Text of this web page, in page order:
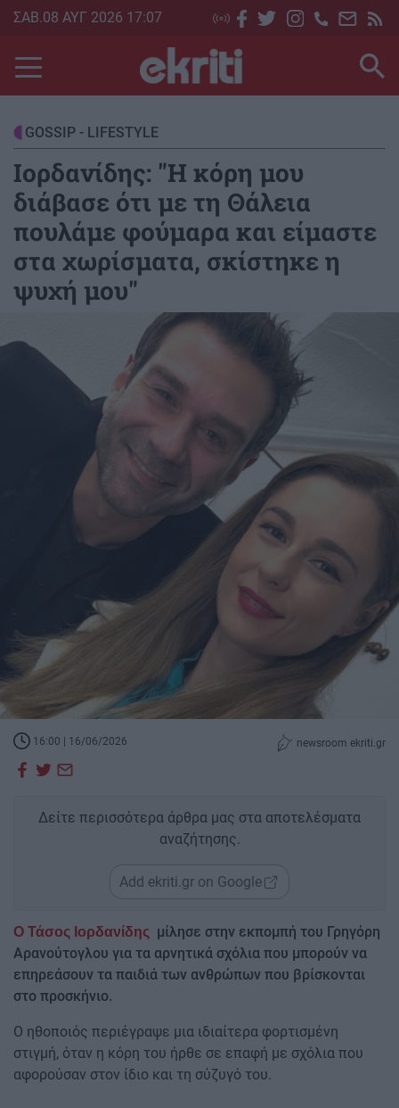
Skip
main
content
ΣΑΒ.08 ΑΥΓ 2026 17:07
GOSSIP - LIFESTYLE
Ιορδανίδης: "H κόρη μου
διάβασε ότι με τη Θάλεια
πουλάμε φούμαρα και είμαστε
στα χωρίσματα, σκίστηκε η
ψυχή μου"
16:00 | 16/06/2026 newsroom ekriti.gr
Δείτε περισσότερα άρθρα μας στα αποτελέσματα
αναζήτησης.
Add ekriti.gr on Google
Ο Τάσος Ιορδανίδης μίλησε στην εκπομπή του Γρηγόρη
Αρανούτογλου για τα αρνητικά σχόλια που μπορούν να
επηρεάσουν τα παιδιά των ανθρώπων που βρίσκονται
στο προσκήνιο.
Ο ηθοποιός περιέγραψε μια ιδιαίτερα φορτισμένη
στιγμή, όταν η κόρη του ήρθε σε επαφή με σχόλια που
αφορούσαν στον ίδιο και τη σύζυγό του.